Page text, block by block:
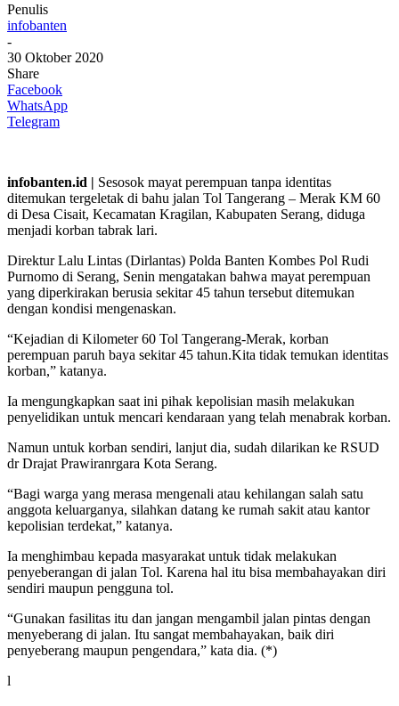
Penulis
infobanten
-
30 Oktober 2020
Share
Facebook
WhatsApp
Telegram
infobanten.id | Sesosok mayat perempuan tanpa identitas
ditemukan tergeletak di bahu jalan Tol Tangerang – Merak KM 60
di Desa Cisait, Kecamatan Kragilan, Kabupaten Serang, diduga
menjadi korban tabrak lari.
Direktur Lalu Lintas (Dirlantas) Polda Banten Kombes Pol Rudi
Purnomo di Serang, Senin mengatakan bahwa mayat perempuan
yang diperkirakan berusia sekitar 45 tahun tersebut ditemukan
dengan kondisi mengenaskan.
“Kejadian di Kilometer 60 Tol Tangerang-Merak, korban
perempuan paruh baya sekitar 45 tahun.Kita tidak temukan identitas
korban,” katanya.
Ia mengungkapkan saat ini pihak kepolisian masih melakukan
penyelidikan untuk mencari kendaraan yang telah menabrak korban.
Namun untuk korban sendiri, lanjut dia, sudah dilarikan ke RSUD
dr Drajat Prawiranrgara Kota Serang.
“Bagi warga yang merasa mengenali atau kehilangan salah satu
anggota keluarganya, silahkan datang ke rumah sakit atau kantor
kepolisian terdekat,” katanya.
Ia menghimbau kepada masyarakat untuk tidak melakukan
penyeberangan di jalan Tol. Karena hal itu bisa membahayakan diri
sendiri maupun pengguna tol.
“Gunakan fasilitas itu dan jangan mengambil jalan pintas dengan
menyeberang di jalan. Itu sangat membahayakan, baik diri
penyeberang maupun pengendara,” kata dia. (*)
l